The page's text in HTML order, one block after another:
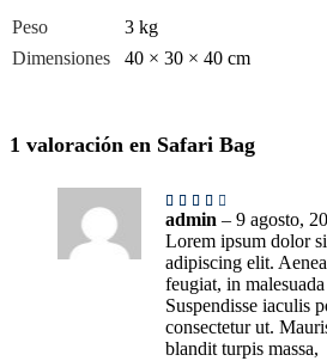
Peso
3 kg
Dimensiones
40 × 30 × 40 cm
1 valoración en Safari Bag
en4
de 5
admin – 9 agosto,
Lorem ipsum dolor
adipiscing elit.
feugiat, in
Suspendisse iaculis
consectetur ut.
blandit turpis massa,